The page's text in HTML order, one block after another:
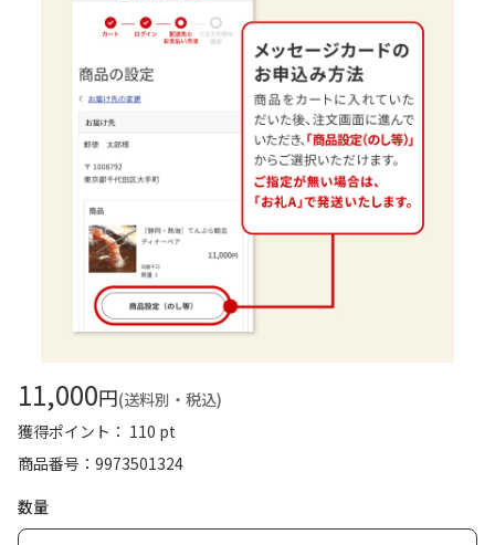
11,000円(送料別・税込)
獲得ポイント： 110 pt
商品番号
9973501324
数量